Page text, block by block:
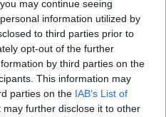
may continue seeing
information utilized by
to third parties prior to
opt-out of the further
by third parties on the
This information may
parties on the IAB’s List of
may further disclose it to other